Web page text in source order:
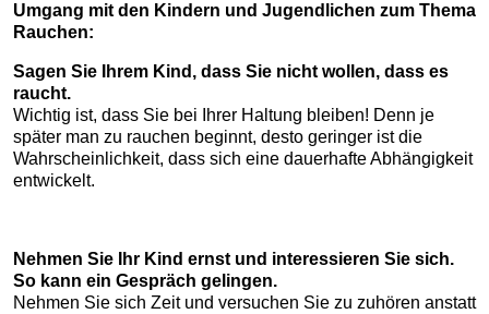
Umgang mit den Kindern und Jugendlichen zum Thema
Rauchen:
Sagen Sie Ihrem Kind, dass Sie nicht wollen, dass es
raucht.
Wichtig ist, dass Sie bei Ihrer Haltung bleiben! Denn je
später man zu rauchen beginnt, desto geringer ist die
Wahrscheinlichkeit, dass sich eine dauerhafte Abhängigkeit
entwickelt.
Nehmen Sie Ihr Kind ernst und interessieren Sie sich.
So kann ein Gespräch gelingen.
Nehmen Sie sich Zeit und versuchen Sie zu zuhören anstatt